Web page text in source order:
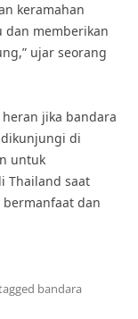
keramahan
dan memberikan
ujar seorang
jika bandara
di
untuk
Thailand saat
dan
bandara